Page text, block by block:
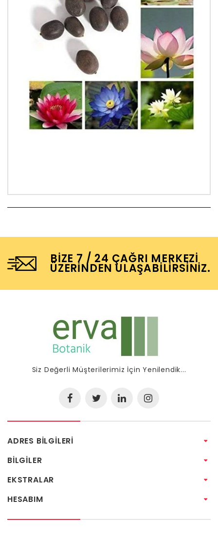
BIZE 7 / 24 ÇAĞRI MERKEZI
ÜZERINDEN ULAŞABILIRSINIZ.
Siz Değerli Müşterilerimiz İçin Yenilendik...
ADRES BILGILERI
BILGILER
EKSTRALAR
HESABIM